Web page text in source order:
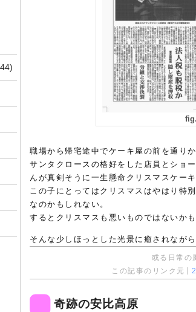
職場から帰宅途中でケーキ屋の前を通りか
サンタクロースの格好をした店員とショ
んが真剣そうに一生懸命クリスマスケーキ
この子にとってはクリスマスはやはり特
なのかもしれない。
するとクリスマスも悪いものではないかも
そんな少しほっとした光景に癒されなが
或る日常の
この記事のリンク元
奇跡の安比高原